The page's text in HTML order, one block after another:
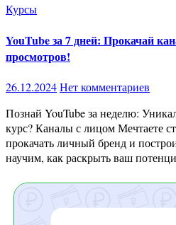
Курсы
YouTube за 7 дней: Прокачай
просмотров!
26.12.2024Нет комментариев
Познай YouTube за неделю: Уникальный курс Для кого этот
курс? Каналы с лицом Мечтаете
прокачать личный бренд и
научим, как раскрыть ваш